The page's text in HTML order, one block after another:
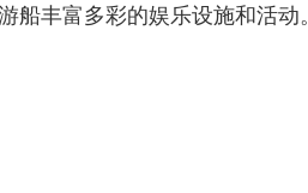
船丰富多彩的娱乐设施和活动